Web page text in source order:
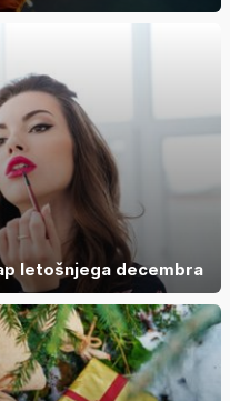
letošnjega decembra